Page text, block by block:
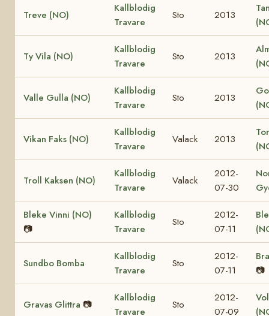
Treve (NO)
Kallblodig
Travare
Sto 2013
Ty Vila (NO)
Kallblodig
Travare
Sto 2013
Valle Gulla (NO)
Kallblodig
Travare
Sto 2013
Vikan Faks (NO)
Kallblodig
Travare
Valack 2013
Troll Kaksen (NO)
Kallblodig
Travare
Valack
2012-
07-30
Bleke Vinni (NO)
📷
Kallblodig
Travare
Sto
2012-
07-11
Sundbo Bomba
Kallblodig
Travare
Sto
2012-
07-11
📷
Gravas Glittra 📷
Kallblodig
Travare
Sto
2012-
07-09